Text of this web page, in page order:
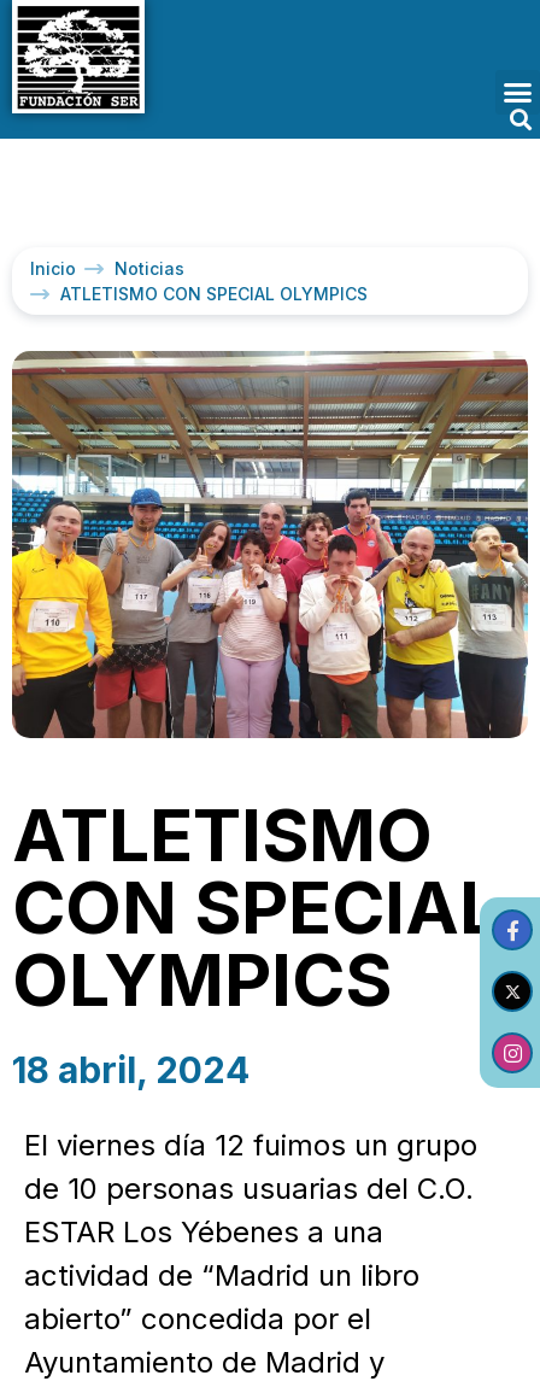
Inicio
Noticias
ATLETISMO CON SPECIAL OLYMPICS
ATLETISMO
CON SPECIAL
OLYMPICS
18 abril, 2024
El viernes día 12 fuimos un grupo
de 10 personas usuarias del C.O.
ESTAR Los Yébenes a una
actividad de “Madrid un libro
abierto” concedida por el
Ayuntamiento de Madrid y